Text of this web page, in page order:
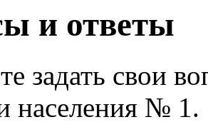
и ответы
задать свои
населения № 1.